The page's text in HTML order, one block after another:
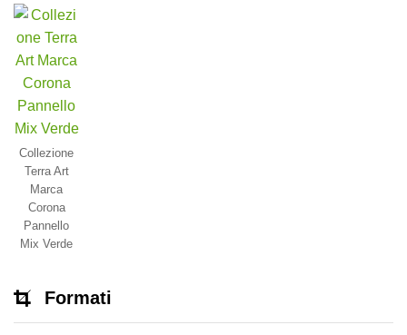
Collezione
Terra Art
Marca
Corona
Pannello
Mix Verde
Formati